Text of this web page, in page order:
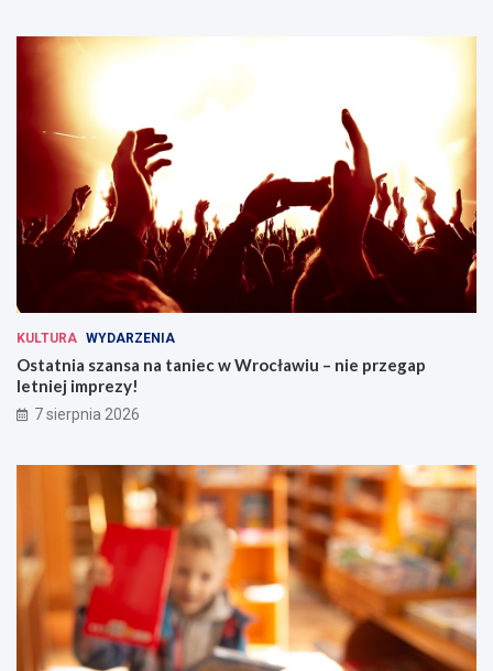
KULTURA WYDARZENIA
Ostatnia szansa na taniec w Wrocławiu – nie przegap
letniej imprezy!
7 sierpnia 2026